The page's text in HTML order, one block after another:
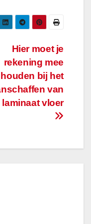
Hier moet je
rekening mee
houden bij het
van
laminaat vloer